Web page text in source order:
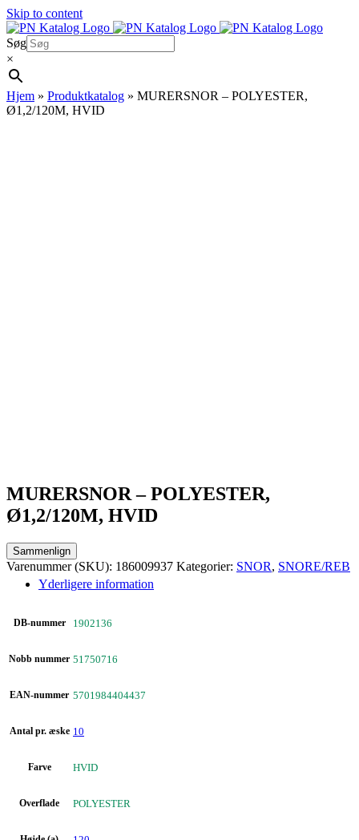
Skip to content
Søg
×
Hjem » Produktkatalog » MURERSNOR – POLYESTER,
Ø1,2/120M, HVID
MURERSNOR – POLYESTER,
Ø1,2/120M, HVID
Sammenlign
Varenummer (SKU): 186009937 Kategorier: SNOR, SNORE/REB
Yderligere information
DB-nummer 1902136
Nobb nummer 51750716
EAN-nummer 5701984404437
Antal pr. æske 10
Farve HVID
Overflade POLYESTER